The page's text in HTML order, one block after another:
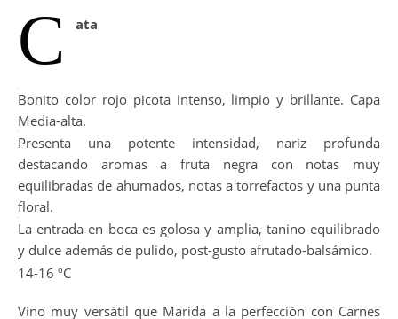
C ata
Bonito color rojo picota intenso, limpio y brillante. Capa
Media-alta.
Presenta una potente intensidad, nariz profunda
destacando aromas a fruta negra con notas muy
equilibradas de ahumados, notas a torrefactos y una punta
floral.
La entrada en boca es golosa y amplia, tanino equilibrado
y dulce además de pulido, post-gusto afrutado-balsámico.
14-16 ºC
Vino muy versátil que Marida a la perfección con Carnes